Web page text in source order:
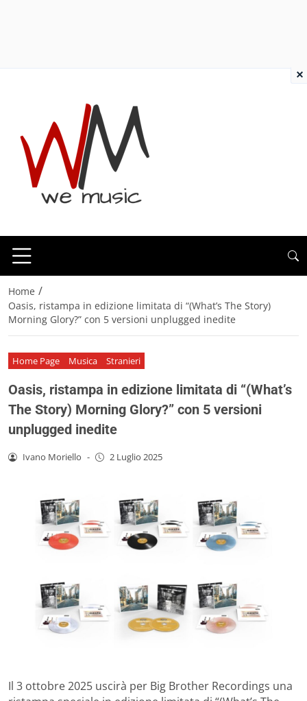
Home /
Oasis, ristampa in edizione limitata di “(What’s The Story)
Morning Glory?” con 5 versioni unplugged inedite
Home Page Musica Stranieri
Oasis, ristampa in edizione limitata di “(What’s
The Story) Morning Glory?” con 5 versioni
unplugged inedite
Ivano Moriello - 2 Luglio 2025
Il 3 ottobre 2025 uscirà per Big Brother Recordings una
×